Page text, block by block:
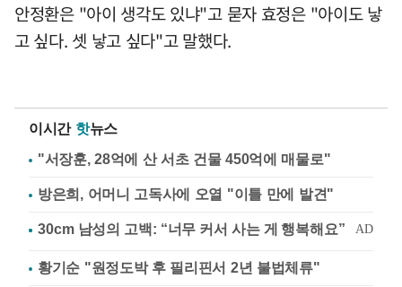
안정환은 "아이 생각도 있냐"고 묻자 효정은 "아이도 낳
고 싶다. 셋 낳고 싶다"고 말했다.
이시간 핫뉴스
"서장훈, 28억에 산 서초 건물 450억에 매물로"
방은희, 어머니 고독사에 오열 "이틀 만에 발견"
황기순 "원정도박 후 필리핀서 2년 불법체류"